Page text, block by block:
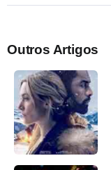
Outros Artigos